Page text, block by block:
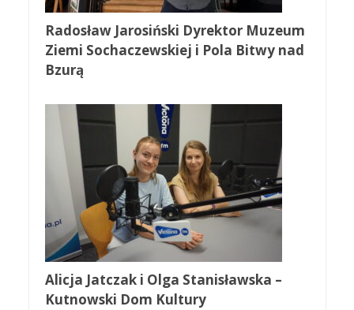
Radosław Jarosiński Dyrektor Muzeum
Ziemi Sochaczewskiej i Pola Bitwy nad
Bzurą
Alicja Jatczak i Olga Stanisławska –
Kutnowski Dom Kultury